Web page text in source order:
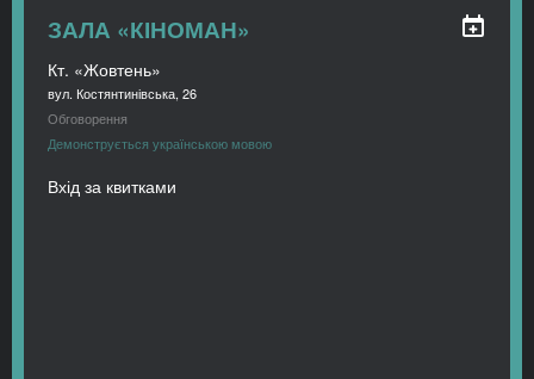
ЗАЛА «КІНОМАН»
Кт. «Жовтень»
вул. Костянтинівська, 26
Обговорення
Демонструється українською мовою
Вхід за квитками